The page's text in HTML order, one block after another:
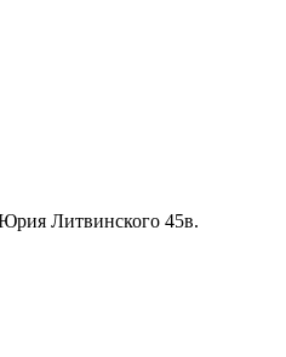
Литвинского 45в.